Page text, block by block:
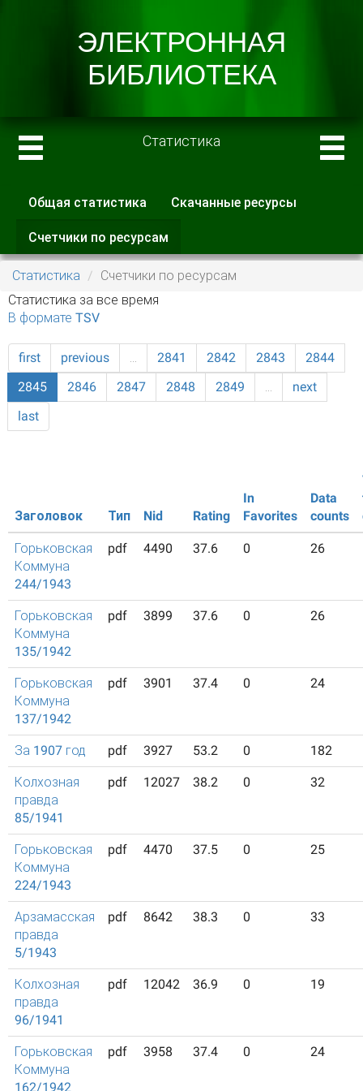
Статистика
Главные вкладки
Общая статистика Скачанные ресурсы
Счетчики по ресурсам
вкладка)
Статистика
Счетчики по ресурсам
Статистика за все время
В формате TSV
first previous … 2841 2842 2843
2844
2845
2846 2847 2848 2849 …
next
last
Заголовок Тип Nid Rating
In
Favorites
Data
counts
Горьковская
Коммуна
244/1943
pdf 4490 37.6 0 26
Горьковская
Коммуна
135/1942
pdf 3899 37.6 0 26
Горьковская
Коммуна
137/1942
pdf 3901 37.4 0 24
За 1907 год pdf 3927 53.2 0 182
Колхозная
правда
85/1941
pdf 12027 38.2 0 32
Горьковская
Коммуна
224/1943
pdf 4470 37.5 0 25
Арзамасская
правда
5/1943
pdf 8642 38.3 0 33
Колхозная
правда
96/1941
pdf 12042 36.9 0 19
Горьковская
Коммуна
162/1942
pdf 3958 37.4 0 24